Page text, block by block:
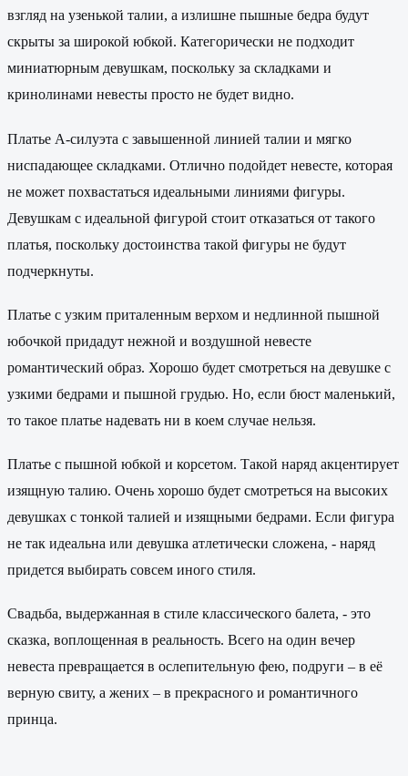
взгляд на узенькой талии, а излишне пышные бедра будут
скрыты за широкой юбкой. Категорически не подходит
миниатюрным девушкам, поскольку за складками и
кринолинами невесты просто не будет видно.
Платье А-силуэта с завышенной линией талии и мягко
ниспадающее складками. Отлично подойдет невесте, которая
не может похвастаться идеальными линиями фигуры.
Девушкам с идеальной фигурой стоит отказаться от такого
платья, поскольку достоинства такой фигуры не будут
подчеркнуты.
Платье с узким приталенным верхом и недлинной пышной
юбочкой придадут нежной и воздушной невесте
романтический образ. Хорошо будет смотреться на девушке с
узкими бедрами и пышной грудью. Но, если бюст маленький,
то такое платье надевать ни в коем случае нельзя.
Платье с пышной юбкой и корсетом. Такой наряд акцентирует
изящную талию. Очень хорошо будет смотреться на высоких
девушках с тонкой талией и изящными бедрами. Если фигура
не так идеальна или девушка атлетически сложена, - наряд
придется выбирать совсем иного стиля.
Свадьба, выдержанная в стиле классического балета, - это
сказка, воплощенная в реальность. Всего на один вечер
невеста превращается в ослепительную фею, подруги – в её
верную свиту, а жених – в прекрасного и романтичного
принца.